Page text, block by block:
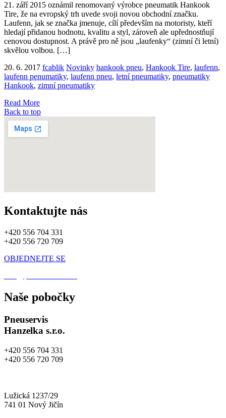
21. září 2015 oznámil renomovaný výrobce pneumatik Hankook
Tire, že na evropský trh uvede svoji novou obchodní značku.
Laufenn, jak se značka jmenuje, cílí především na motoristy, kteří
hledají přidanou hodnotu, kvalitu a styl, zároveň ale upřednostňují
cenovou dostupnost. A právě pro ně jsou „laufenky“ (zimní či letní)
skvělou volbou. […]
20. 6. 2017 fcablik Novinky hankook pneu, Hankook Tire, laufenn,
laufenn penumatiky, laufenn pneu, letní pneumatiky, pneumatiky
Hankook, zimní pneumatiky
Read More
Back to top
Kontaktujte nás
+420 556 704 331
+420 556 720 709
OBJEDNEJTE SE
Naše pobočky
Pneuservis
Hanzelka s.r.o.
+420 556 704 331
+420 556 720 709
Lužická 1237/29
741 01 Nový Jičín